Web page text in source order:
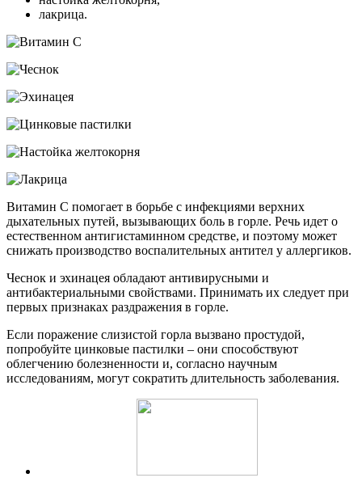
лакрица.
Витамин С помогает в борьбе с инфекциями верхних
дыхательных путей, вызывающих боль в горле. Речь идет о
естественном антигистаминном средстве, и поэтому может
снижать производство воспалительных антител у аллергиков.
Чеснок и эхинацея обладают антивирусными и
антибактериальными свойствами. Принимать их следует при
первых признаках раздражения в горле.
Если поражение слизистой горла вызвано простудой,
попробуйте цинковые пастилки – они способствуют
облегчению болезненности и, согласно научным
исследованиям, могут сократить длительность заболевания.